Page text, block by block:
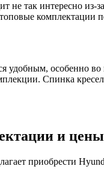
не так интересно
комплектации
удобным, особенно
Спинка
и цены
приобрести